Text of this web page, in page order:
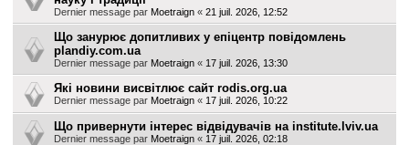
Dernier message par Moetraign « 21 juil. 2026, 12:52
Що занурює допитливих у епіцентр повідомлень
plandiy.com.ua
Dernier message par Moetraign « 17 juil. 2026, 13:30
Які новини висвітлює сайт rodis.org.ua
Dernier message par Moetraign « 17 juil. 2026, 10:22
Що привернути інтерес відвідувачів на institute.lviv.ua
Dernier message par Moetraign « 17 juil. 2026, 02:18